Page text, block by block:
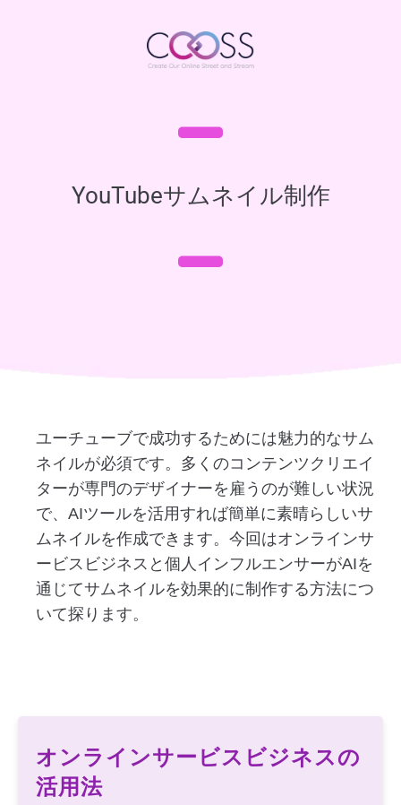
YouTubeサムネイル制作
ユーチューブで成功するためには魅力的なサム
ネイルが必須です。多くのコンテンツクリエイ
ターが専門のデザイナーを雇うのが難しい状況
で、AIツールを活用すれば簡単に素晴らしいサ
ムネイルを作成できます。今回はオンラインサ
ービスビジネスと個人インフルエンサーがAIを
通じてサムネイルを効果的に制作する方法につ
いて探ります。
オンラインサービスビジネスの
活用法